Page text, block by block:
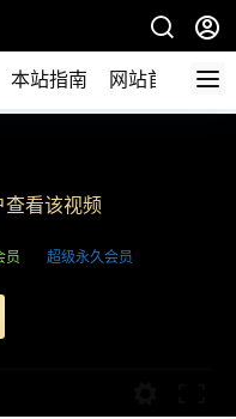
本站指南 网站首页
查看该视频
员 超级永久会员